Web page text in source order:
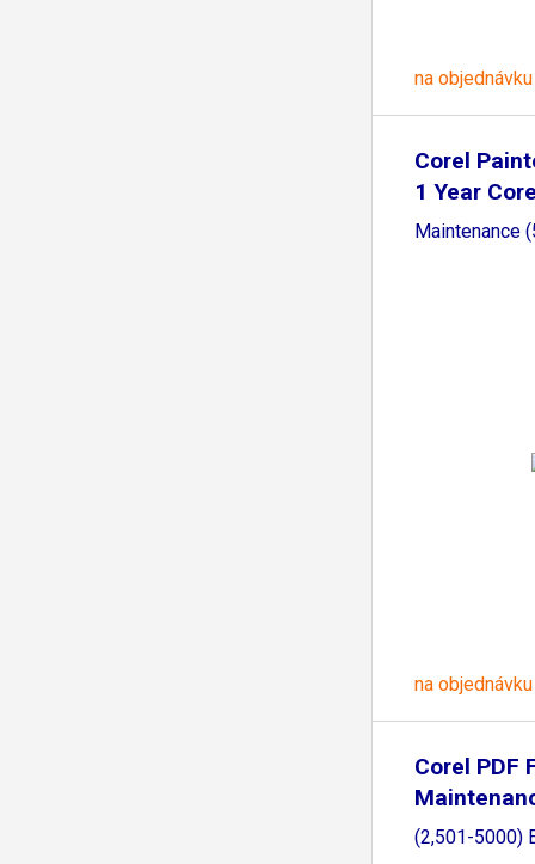
na objednávku
Corel
1 Year
Maintenance
na objednávku
Corel PDF
ML
(2,501-5000)